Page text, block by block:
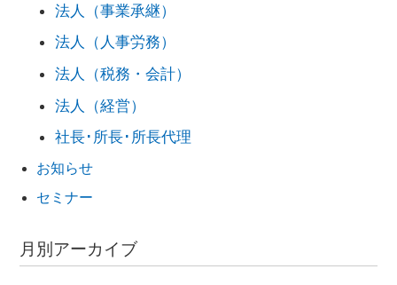
法人（事業承継）
法人（人事労務）
法人（税務・会計）
法人（経営）
社長･所長･所長代理
お知らせ
セミナー
月別アーカイブ